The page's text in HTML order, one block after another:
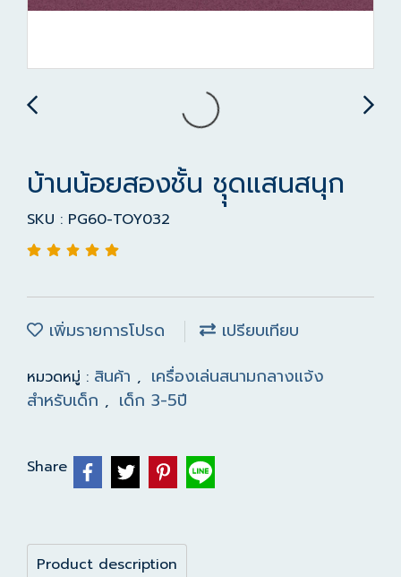
บ้านน้อยสองชั้น ชุุดแสนสนุก
SKU : PG60-TOY032
เพิ่มรายการโปรด เปรียบเทียบ
หมวดหมู่ : สินค้า , เครื่องเล่นสนามกลางแจ้ง
สำหรับเด็ก , เด็ก 3-5ปี
Share
Product description